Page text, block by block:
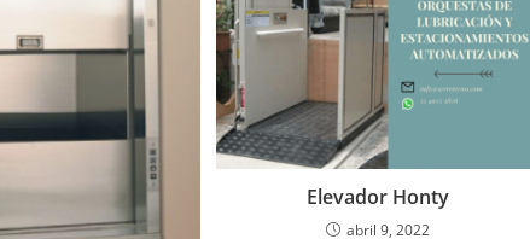
Elevador Honty
abril 9, 2022